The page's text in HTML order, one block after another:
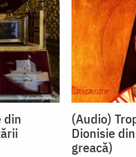
din
(Audio)
Dionisie
greacă)